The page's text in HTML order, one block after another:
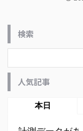
検索
人気記事
本日